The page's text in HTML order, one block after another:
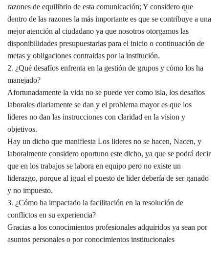
razones de equilibrio de esta comunicación; Y considero que
dentro de las razones la más importante es que se contribuye a una
mejor atención al ciudadano ya que nosotros otorgamos las
disponibilidades presupuestarias para el inicio o continuación de
metas y obligaciones contraidas por la institución.
2. ¿Qué desafíos enfrenta en la gestión de grupos y cómo los ha
manejado?
Afortunadamente la vida no se puede ver como isla, los desafios
laborales diariamente se dan y el problema mayor es que los
lideres no dan las instrucciones con claridad en la vision y
objetivos.
Hay un dicho que manifiesta Los lideres no se hacen, Nacen, y
laboralmente considero oportuno este dicho, ya que se podrá decir
que en los trabajos se labora en equipo pero no existe un
liderazgo, porque al igual el puesto de lider debería de ser ganado
y no impuesto.
3. ¿Cómo ha impactado la facilitación en la resolución de
conflictos en su experiencia?
Gracias a los conocimientos profesionales adquiridos ya sean por
asuntos personales o por conocimientos institucionales